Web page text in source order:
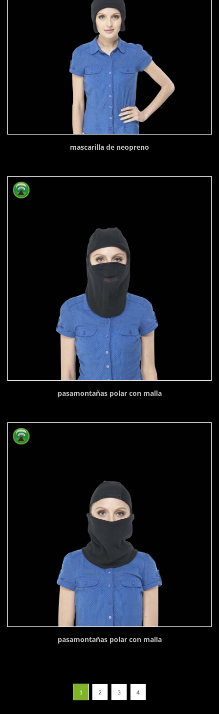
mascarilla de neopreno
pasamontañas polar con malla
pasamontañas polar con malla
1 2 3 4